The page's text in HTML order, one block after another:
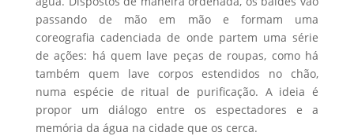
passando de mão em mão e formam uma
coreografia cadenciada de onde partem uma série
de ações: há quem lave peças de roupas, como há
também quem lave corpos estendidos no chão,
numa espécie de ritual de purificação. A ideia é
propor um diálogo entre os espectadores e a
memória da água na cidade que os cerca.